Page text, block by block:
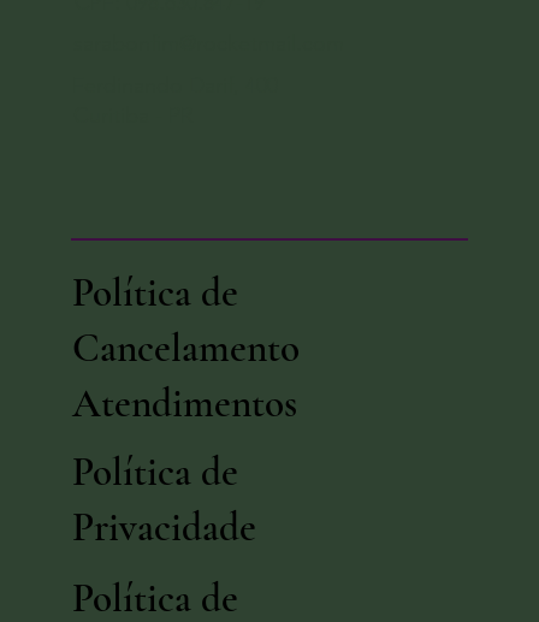
Política de
Cancelamento
Atendimentos
Política de
Privacidade
Política de